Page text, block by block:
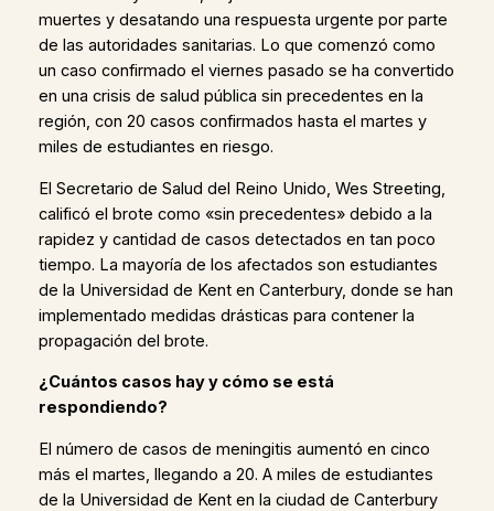
muertes y desatando una respuesta urgente por parte
de las autoridades sanitarias. Lo que comenzó como
un caso confirmado el viernes pasado se ha convertido
en una crisis de salud pública sin precedentes en la
región, con 20 casos confirmados hasta el martes y
miles de estudiantes en riesgo.
El Secretario de Salud del Reino Unido, Wes Streeting,
calificó el brote como «sin precedentes» debido a la
rapidez y cantidad de casos detectados en tan poco
tiempo. La mayoría de los afectados son estudiantes
de la Universidad de Kent en Canterbury, donde se han
implementado medidas drásticas para contener la
propagación del brote.
¿Cuántos casos hay y cómo se está
respondiendo?
El número de casos de meningitis aumentó en cinco
más el martes, llegando a 20. A miles de estudiantes
de la Universidad de Kent en la ciudad de Canterbury